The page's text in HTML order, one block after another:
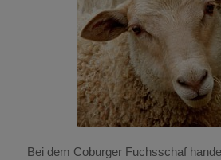
Bei dem Coburger Fuchsschaf